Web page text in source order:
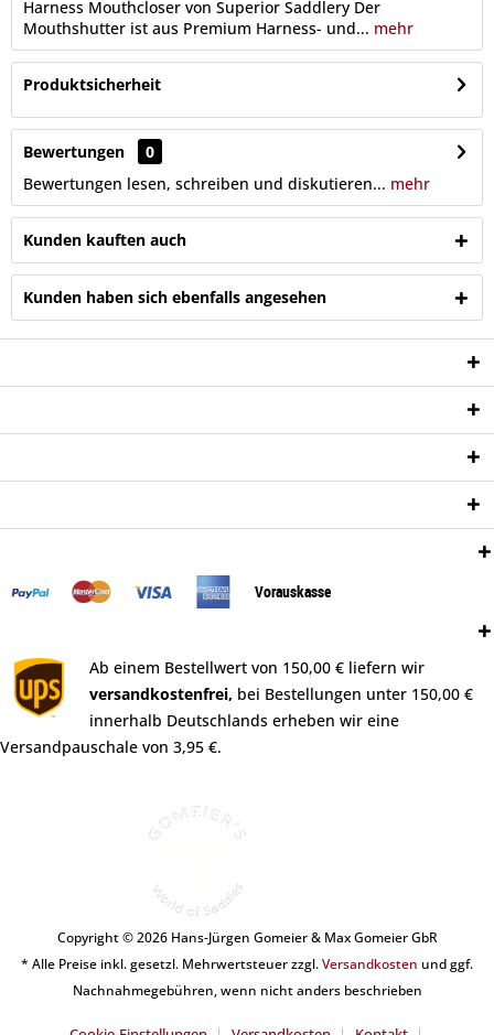
Harness Mouthcloser von Superior Saddlery Der
Mouthshutter ist aus Premium Harness- und... mehr
Produktsicherheit
Bewertungen
0
Bewertungen lesen, schreiben und diskutieren... mehr
Kunden kauften auch
Kunden haben sich ebenfalls angesehen
Vorauskasse
Ab einem Bestellwert von 150,00 € liefern wir
versandkostenfrei, bei Bestellungen unter 150,00 €
innerhalb Deutschlands erheben wir eine
Versandpauschale von 3,95 €.
Copyright © 2026 Hans-Jürgen Gomeier & Max Gomeier GbR
* Alle Preise inkl. gesetzl. Mehrwertsteuer zzgl.Versandkosten und ggf.
Nachnahmegebühren, wenn nicht anders beschrieben